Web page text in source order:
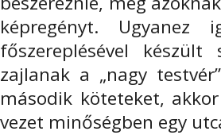
képregényt.
főszereplésével készült
zajlanak a „nagy
második köteteket,
vezet minőségben egy